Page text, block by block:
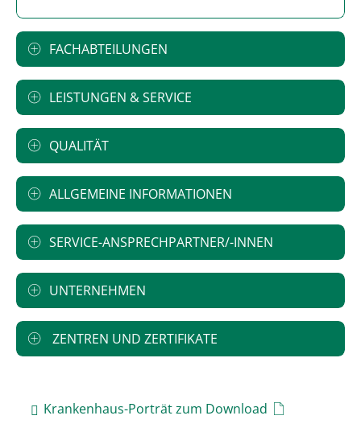
FACHABTEILUNGEN
LEISTUNGEN & SERVICE
QUALITÄT
ALLGEMEINE INFORMATIONEN
SERVICE-ANSPRECHPARTNER/-INNEN
UNTERNEHMEN
ZENTREN UND ZERTIFIKATE
Krankenhaus-Porträt zum Download